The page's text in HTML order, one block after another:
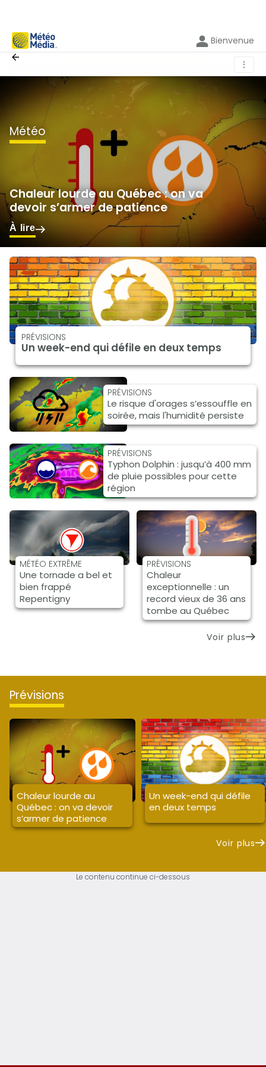
Bienvenue
⋮
météo
Chaleur lourde au Québec : on va
devoir s’armer de patience
À lire
PRÉVISIONS
Un week-end qui défile en deux temps
PRÉVISIONS
Le risque d'orages s’essouffle en
soirée, mais l'humidité persiste
PRÉVISIONS
Typhon Dolphin : jusqu’à 400 mm
de pluie possibles pour cette
région
MÉTÉO EXTRÊME
Une tornade a bel et
bien frappé
Repentigny
PRÉVISIONS
Chaleur
exceptionnelle : un
record vieux de 36 ans
tombe au Québec
Voir plus
prévisions
Chaleur lourde au
Québec : on va devoir
s’armer de patience
Un week-end qui défile
en deux temps
Voir plus
Le contenu continue ci-dessous